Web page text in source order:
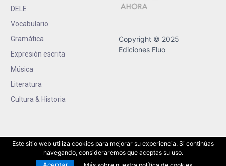
DELE
Vocabulario
Gramática
Expresión escrita
Música
Literatura
Cultura & Historia
Copyright © 2025
Ediciones Fluo
Este sitio web utiliza cookies para mejorar su experiencia. Si continúas
navegando, consideraremos que aceptas su uso.